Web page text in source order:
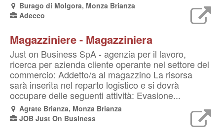
Burago di Molgora, Monza Brianza
Adecco
Magazziniere - Magazziniera
Just on Business SpA - agenzia per il lavoro,
ricerca per azienda cliente operante nel settore del
commercio: Addetto/a al magazzino La risorsa
sarà inserita nel reparto logistico e si dovrà
occupare delle seguenti attività: Evasione...
Agrate Brianza, Monza Brianza
JOB Just On Business